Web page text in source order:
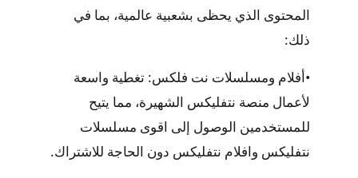
المحتوى الذي يحظى بشعبية عالمية، بما في
ذلك:
•أفلام ومسلسلات نت فلكس: تغطية واسعة
لأعمال منصة نتفليكس الشهيرة، مما يتيح
للمستخدمين الوصول إلى اقوى مسلسلات
نتفليكس وافلام نتفليكس دون الحاجة للاشتراك.